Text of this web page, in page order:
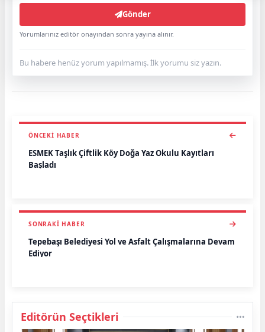
Gönder
Yorumlarınız editör onayından sonra yayına alınır.
Bu habere henüz yorum yapılmamış. İlk yorumu siz yazın.
ÖNCEKI HABER
ESMEK Taşlık Çiftlik Köy Doğa Yaz Okulu Kayıtları
Başladı
SONRAKI HABER
Tepebaşı Belediyesi Yol ve Asfalt Çalışmalarına Devam
Ediyor
Editörün Seçtikleri